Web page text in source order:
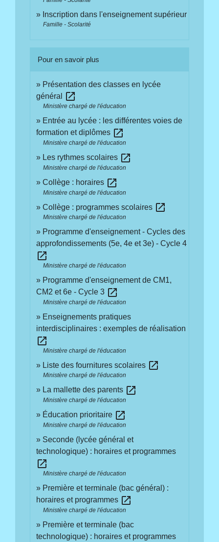
Inscription dans l'enseignement supérieur
Famille - Scolarité
Pour en savoir plus
Présentation des classes en lycée
général
open_in_new
Ministère chargé de l'éducation
Entrée au lycée : les différentes voies de
formation et diplômes open_in_new
Ministère chargé de l'éducation
Les rythmes scolaires open_in_new
Ministère chargé de l'éducation
Collège : horaires open_in_new
Ministère chargé de l'éducation
Collège : programmes scolaires open_in_new
Ministère chargé de l'éducation
Programme d'enseignement - Cycles des
approfondissements (5e, 4e et 3e) - Cycle 4
open_in_new
Ministère chargé de l'éducation
Programme d'enseignement de CM1,
CM2 et 6e - Cycle 3 open_in_new
Ministère chargé de l'éducation
Enseignements pratiques
interdisciplinaires : exemples de réalisation
open_in_new
Ministère chargé de l'éducation
Liste des fournitures scolaires open_in_new
Ministère chargé de l'éducation
La mallette des parents open_in_new
Ministère chargé de l'éducation
Éducation prioritaire open_in_new
Ministère chargé de l'éducation
Seconde (lycée général et
technologique) : horaires et programmes
open_in_new
Ministère chargé de l'éducation
Première et terminale (bac général) :
horaires et programmes open_in_new
Ministère chargé de l'éducation
Première et terminale (bac
technologique) : horaires et programmes